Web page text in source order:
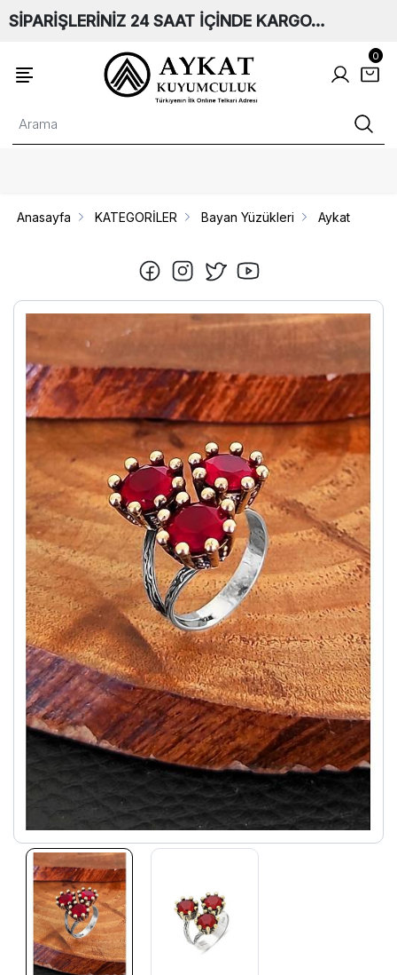
SİPARİŞLERİNİZ 24 SAAT İÇİNDE KARGO…
0
Anasayfa KATEGORİLER Bayan Yüzükleri Aykat